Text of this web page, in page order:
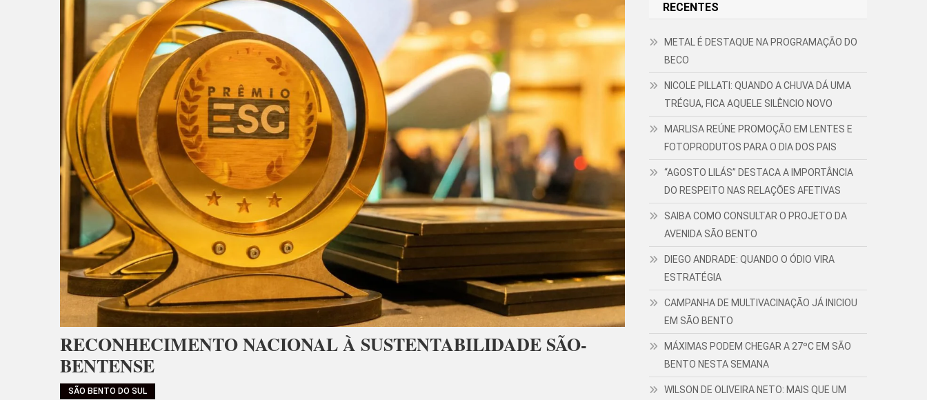
RECONHECIMENTO NACIONAL À SUSTENTABILIDADE SÃO-
BENTENSE
SÃO BENTO DO SUL
RECENTES
METAL É DESTAQUE NA PROGRAMAÇÃO DO
BECO
NICOLE PILLATI: QUANDO A CHUVA DÁ UMA
TRÉGUA, FICA AQUELE SILÊNCIO NOVO
MARLISA REÚNE PROMOÇÃO EM LENTES E
FOTOPRODUTOS PARA O DIA DOS PAIS
“AGOSTO LILÁS” DESTACA A IMPORTÂNCIA
DO RESPEITO NAS RELAÇÕES AFETIVAS
SAIBA COMO CONSULTAR O PROJETO DA
AVENIDA SÃO BENTO
DIEGO ANDRADE: QUANDO O ÓDIO VIRA
ESTRATÉGIA
CAMPANHA DE MULTIVACINAÇÃO JÁ INICIOU
EM SÃO BENTO
MÁXIMAS PODEM CHEGAR A 27ºC EM SÃO
BENTO NESTA SEMANA
WILSON DE OLIVEIRA NETO: MAIS QUE UM